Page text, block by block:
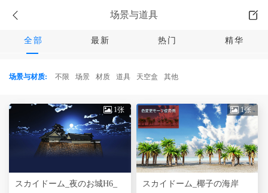
场景与道具
全部 最新 热门 精华
场景与材质: 不限 场景 材质 道具 天空盒 其他
1张
スカイドーム_夜のお城H6_
1张
スカイドーム_椰子の海岸